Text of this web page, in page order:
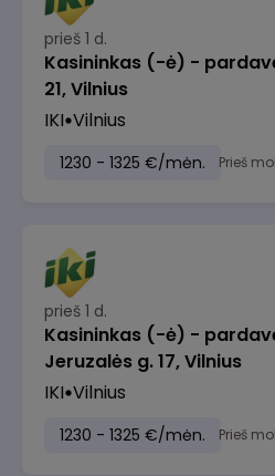
prieš 1 d.
Kasininkas (-ė) -
21, Vilnius
IKI Vilnius
1230 - 1325 €/mėn. Prieš
prieš 1 d.
Kasininkas (-ė) -
Jeruzalės g. 17, Vilnius
IKI Vilnius
1230 - 1325 €/mėn. Prieš